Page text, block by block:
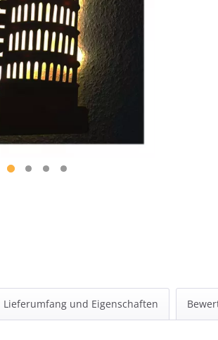
Lieferumfang und Eigenschaften